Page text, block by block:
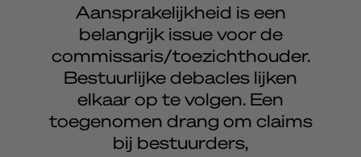
Aansprakelijkheid is een
belangrijk issue voor de
commissaris/toezichthouder.
Bestuurlijke debacles lijken
elkaar op te volgen. Een
toegenomen drang om claims
bij bestuurders,